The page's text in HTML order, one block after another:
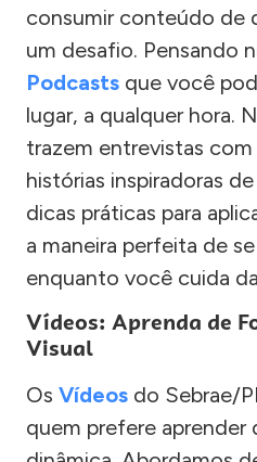
consumir conteúdo de
um desafio. Pensando
Podcasts que você
lugar, a qualquer hora.
trazem entrevistas com
histórias inspiradoras
dicas práticas para
a maneira perfeita de
enquanto você cuida
Vídeos: Aprenda de
Visual
Os Vídeos do Sebrae/
quem prefere aprender